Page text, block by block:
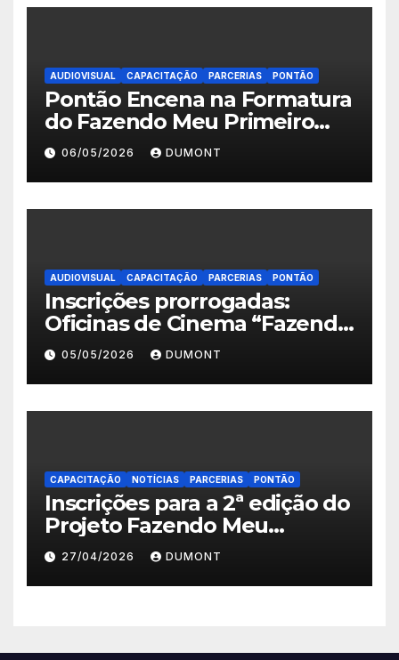
AUDIOVISUAL CAPACITAÇÃO PARCERIAS PONTÃO
Pontão Encena na Formatura
do Fazendo Meu Primeiro
Filme no Degase Belford
Roxo e reforça as inscrições
abertas em Nova Iguaçu
06/05/2026 DUMONT
AUDIOVISUAL CAPACITAÇÃO PARCERIAS PONTÃO
Inscrições prorrogadas:
Oficinas de Cinema “Fazendo
Meu Primeiro Filme” em
Nova Iguaçu seguem abertas
até 11 de maio
05/05/2026 DUMONT
CAPACITAÇÃO NOTÍCIAS PARCERIAS PONTÃO
Inscrições para a 2ª edição do
Projeto Fazendo Meu
Primeiro Filme em Nova
Iguaçu
27/04/2026 DUMONT